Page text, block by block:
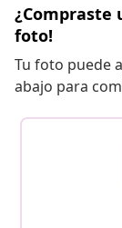
¿Compraste
foto!
Tu foto puede
abajo para